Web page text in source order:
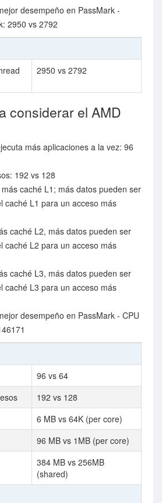
desempeño en PassMark -
2950 vs 2792
2950 vs 2792
considerar el AMD
más aplicaciones a la vez: 96
192 vs 128
caché L1; más datos pueden ser
caché L1 para un acceso más
caché L2, más datos pueden ser
caché L2 para un acceso más
caché L3, más datos pueden ser
caché L3 para un acceso más
desempeño en PassMark - CPU
96 vs 64
192 vs 128
6 MB vs 64K (per core)
96 MB vs 1MB (per core)
384 MB vs 256MB
(shared)